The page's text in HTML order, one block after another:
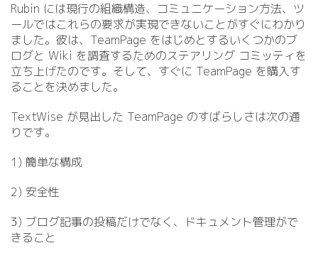
Rubin には現行の組織構造、コミュニケーション方法、ツ
ールではこれらの要求が実現できないことがすぐにわかり
ました。彼は、TeamPage をはじめとするいくつかのブ
ログと Wiki を調査するためのステアリング コミッティを
立ち上げたのです。そして、すぐに TeamPage を購入す
ることを決めました。
TextWise が見出した TeamPage のすばらしさは次の通
りです。
1) 簡単な構成
2) 安全性
3) ブログ記事の投稿だけでなく、ドキュメント管理がで
きること